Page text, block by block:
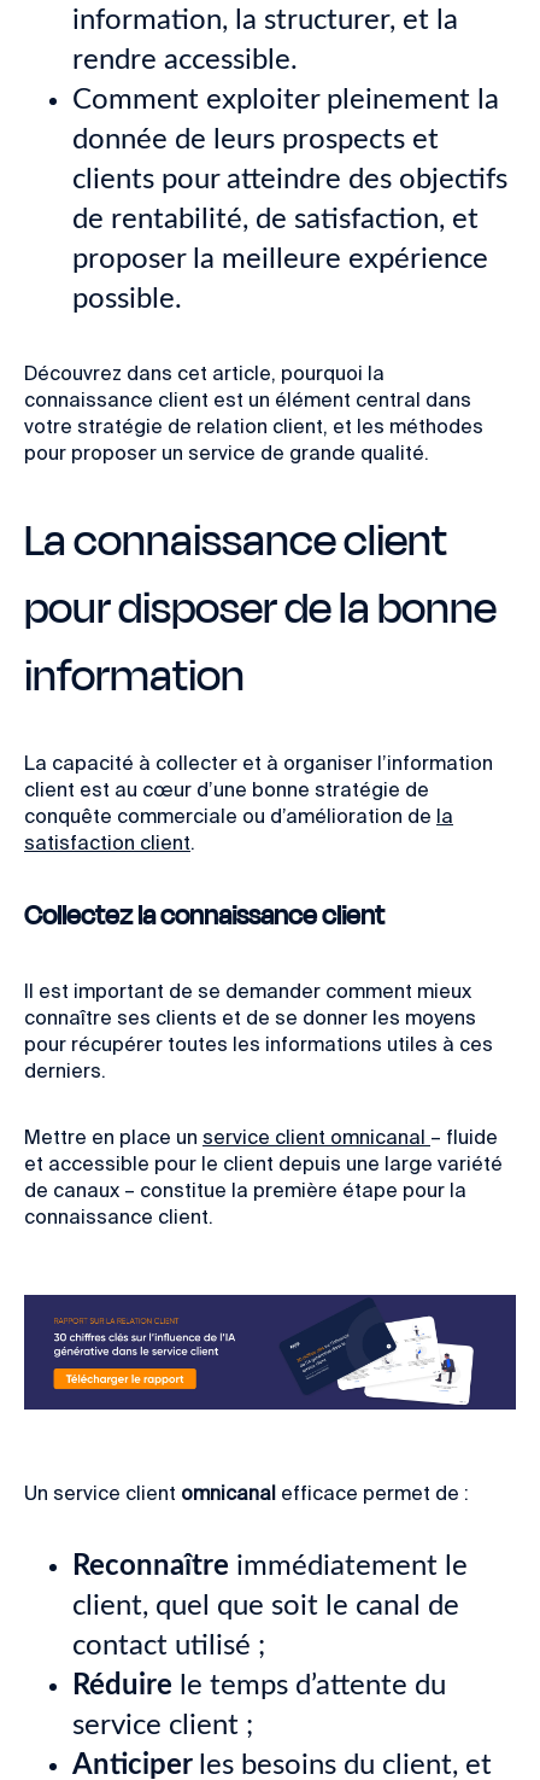
information, la structurer, et la
rendre accessible.
Comment exploiter pleinement la
donnée de leurs prospects et
clients pour atteindre des objectifs
de rentabilité, de satisfaction, et
proposer la meilleure expérience
possible.
Découvrez dans cet article, pourquoi la
connaissance client est un élément central dans
votre stratégie de relation client, et les méthodes
pour proposer un service de grande qualité.
La connaissance client
pour disposer de la bonne
information
La capacité à collecter et à organiser l’information
client est au cœur d’une bonne stratégie de
conquête commerciale ou d’amélioration de la
satisfaction client.
Collectez la connaissance client
Il est important de se demander comment mieux
connaître ses clients et de se donner les moyens
pour récupérer toutes les informations utiles à ces
derniers.
Mettre en place un service client omnicanal – fluide
et accessible pour le client depuis une large variété
de canaux – constitue la première étape pour la
connaissance client.
Un service client omnicanal efficace permet de :
Reconnaître immédiatement le
client, quel que soit le canal de
contact utilisé ;
Réduire le temps d’attente du
service client ;
Anticiper les besoins du client, et